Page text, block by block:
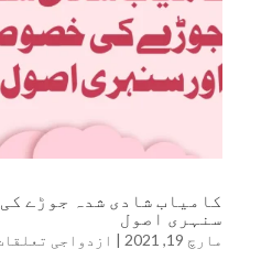
کامیاب شادی شدہ جوڑے
سنہری اصول
مارچ 19, 2021 | ازدواجی